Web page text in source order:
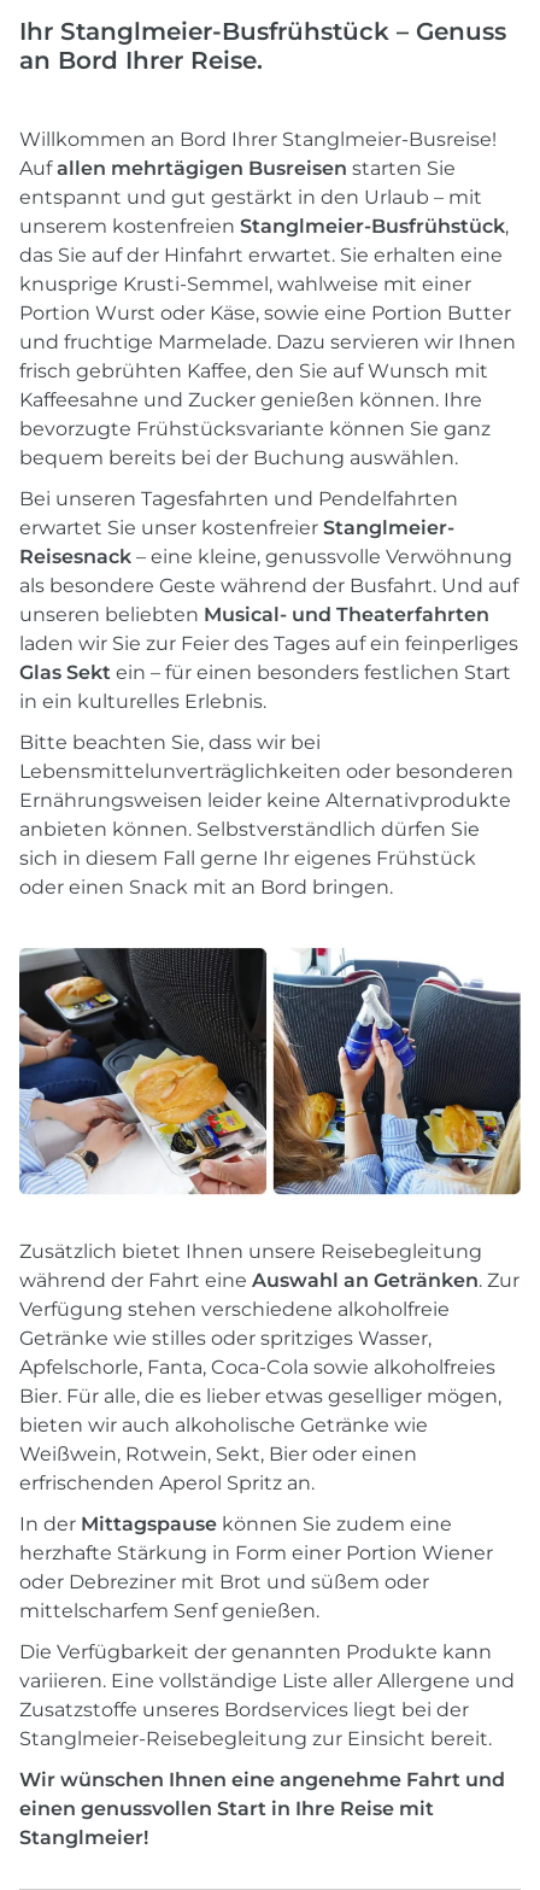
Ihr Stanglmeier-Busfrühstück – Genuss
an Bord Ihrer Reise.
Willkommen an Bord Ihrer Stanglmeier-Busreise!
Aufallen mehrtägigen Busreisen starten Sie
entspannt und gut gestärkt in den Urlaub – mit
unserem kostenfreien Stanglmeier-Busfrühstück,
das Sie auf der Hinfahrt erwartet. Sie erhalten eine
knusprige Krusti-Semmel, wahlweise mit einer
Portion Wurst oder Käse, sowie eine Portion Butter
und fruchtige Marmelade. Dazu servieren wir Ihnen
frisch gebrühten Kaffee, den Sie auf Wunsch mit
Kaffeesahne und Zucker genießen können. Ihre
bevorzugte Frühstücksvariante können Sie ganz
bequem bereits bei der Buchung auswählen.
Bei unseren Tagesfahrten und Pendelfahrten
erwartet Sie unser kostenfreier Stanglmeier-
Reisesnack – eine kleine, genussvolle Verwöhnung
als besondere Geste während der Busfahrt. Und auf
unseren beliebten Musical- und Theaterfahrten
laden wir Sie zur Feier des Tages auf ein feinperliges
Glas Sekt ein – für einen besonders festlichen Start
in ein kulturelles Erlebnis.
Bitte beachten Sie, dass wir bei
Lebensmittelunverträglichkeiten oder besonderen
Ernährungsweisen leider keine Alternativprodukte
anbieten können. Selbstverständlich dürfen Sie
sich in diesem Fall gerne Ihr eigenes Frühstück
oder einen Snack mit an Bord bringen.
Zusätzlich bietet Ihnen unsere Reisebegleitung
während der Fahrt eine Auswahl an Getränken. Zur
Verfügung stehen verschiedene alkoholfreie
Getränke wie stilles oder spritziges Wasser,
Apfelschorle, Fanta, Coca-Cola sowie alkoholfreies
Bier. Für alle, die es lieber etwas geselliger mögen,
bieten wir auch alkoholische Getränke wie
Weißwein, Rotwein, Sekt, Bier oder einen
erfrischenden Aperol Spritz an.
In der Mittagspause können Sie zudem eine
herzhafte Stärkung in Form einer Portion Wiener
oder Debreziner mit Brot und süßem oder
mittelscharfem Senf genießen.
Die Verfügbarkeit der genannten Produkte kann
variieren. Eine vollständige Liste aller Allergene und
Zusatzstoffe unseres Bordservices liegt bei der
Stanglmeier-Reisebegleitung zur Einsicht bereit.
Wir wünschen Ihnen eine angenehme Fahrt und
einen genussvollen Start in Ihre Reise mit
Stanglmeier!